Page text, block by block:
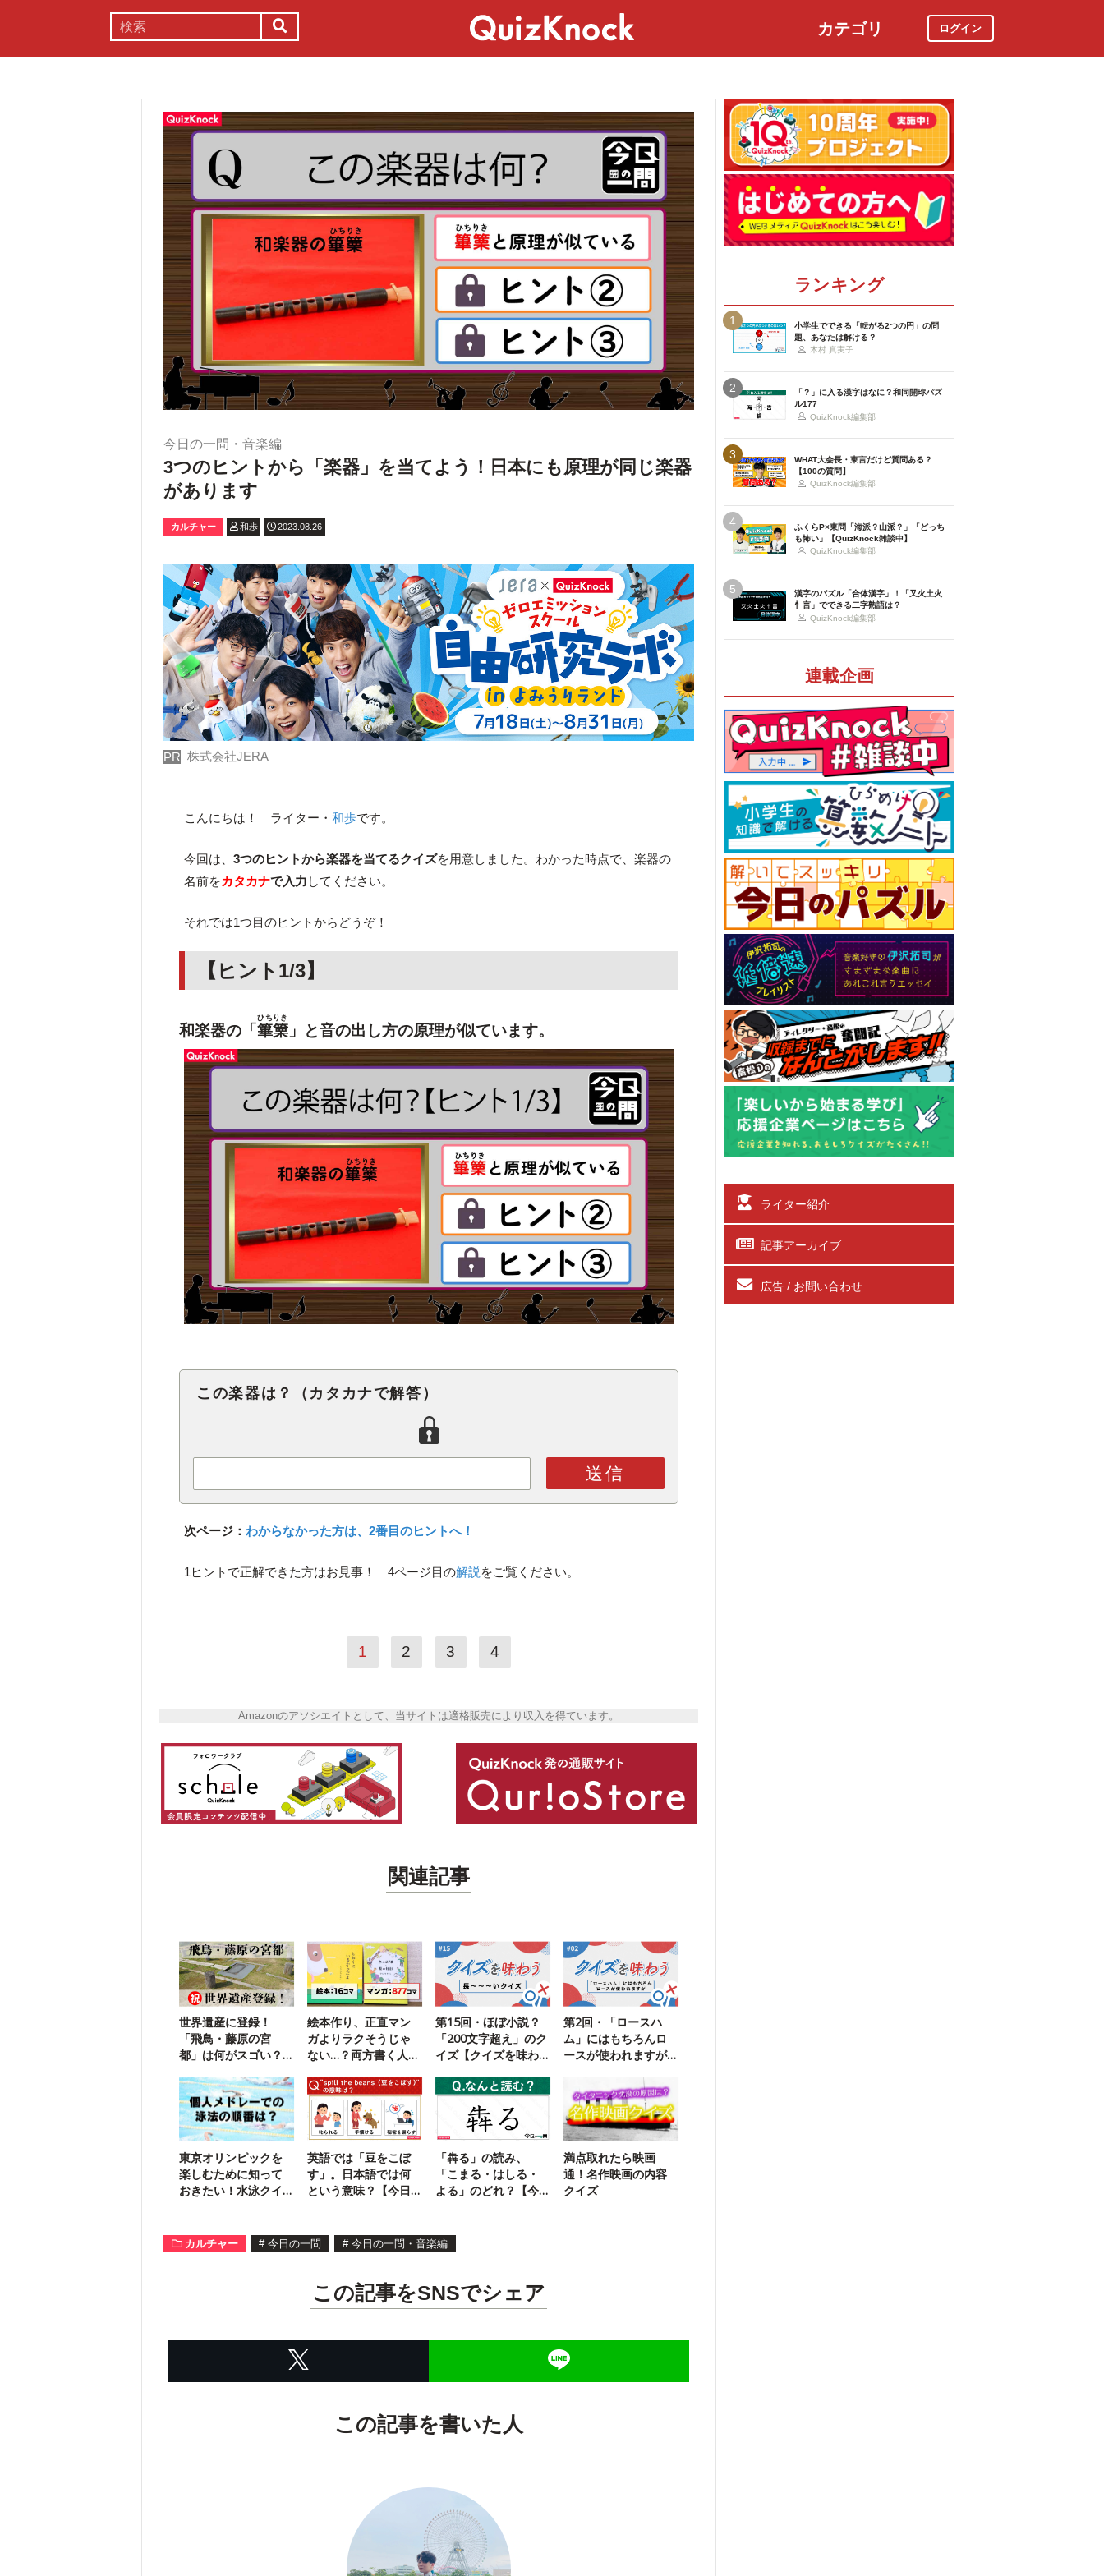
カテゴリ ログイン
今日の一問・音楽編
3つのヒントから「楽器」を当てよう！日本にも原理が同じ楽器
があります
カルチャー 和歩 2023.08.26
PR 株式会社JERA
こんにちは！ ライター・和歩です。
今回は、3つのヒントから楽器を当てるクイズを用意しました。わかった時点で、楽器の
名前をカタカナで入力 してください。
それでは1つ目のヒントからどうぞ！
【ヒント1/3】
和楽器の「篳篥
ひちりき
」と音の出し方の原理が似ています。
この楽器は？（カタカナで解答）
送信
次ページ：わからなかった方は、2番目のヒントへ！
1ヒントで正解できた方はお見事！ 4ページ目の解説 をご覧ください。
1 2 3 4
Amazonのアソシエイトとして、当サイトは適格販売により収入を得ています。
関連記事
世界遺産に登録！
「飛鳥・藤原の宮
都」は何がスゴい？
絵本作り、正直マン
ガよりラクそうじゃ
ない…？両方書く人に
第15回・ほぼ小説？
「200文字超え」のク
イズ【クイズを味わ
第2回・「ロースハ
ム」にはもちろんロ
ースが使われますが
東京オリンピックを
楽しむために知って
おきたい！水泳クイ
英語では「豆をこぼ
す」。日本語では何
という意味？【今日
「犇る」の読み、
「こまる・はしる・
よる」のどれ？【今
満点取れたら映画
通！名作映画の内容
クイズ
カルチャー # 今日の一問 # 今日の一問・音楽編
この記事をSNSでシェア
この記事を書いた人
ランキング
1
小学生でできる「転がる2つの円」の問
題、あなたは解ける？
木村 真実子
2
「？」に入る漢字はなに？和同開珎パズ
ル177
QuizKnock編集部
3
WHAT大会長・東言だけど質問ある？
【100の質問】
QuizKnock編集部
4
ふくらP×東問「海派？山派？」「どっち
も怖い」【QuizKnock雑談中】
QuizKnock編集部
5
漢字のパズル「合体漢字」！「又火土火
忄言」でできる二字熟語は？
QuizKnock編集部
連載企画
ライター紹介
記事アーカイブ
広告 / お問い合わせ